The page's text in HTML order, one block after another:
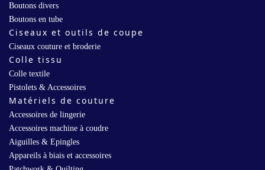
Boutons divers
Boutons en tube
Ciseaux et outils de coupe
Ciseaux couture et broderie
Colle tissu
Colle textile
Pistolets & Accessoires
Matériels de couture
Accessoires de lingerie
Accessoires machine à coudre
Aiguilles & Epingles
Appareils à biais et accessoires